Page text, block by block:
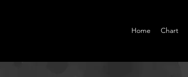
Home Chart